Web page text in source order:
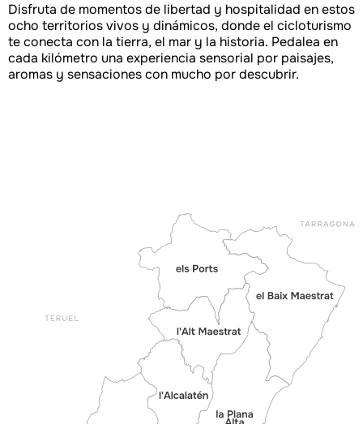
Disfruta de momentos de libertad y hospitalidad en estos
ocho territorios vivos y dinámicos, donde el cicloturismo
te conecta con la tierra, el mar y la historia. Pedalea en
cada kilómetro una experiencia sensorial por paisajes,
aromas y sensaciones con mucho por descubrir.